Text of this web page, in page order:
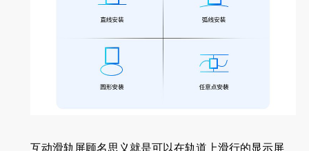
互动滑轨屏顾名思义就是可以在轨道上滑行的显示屏